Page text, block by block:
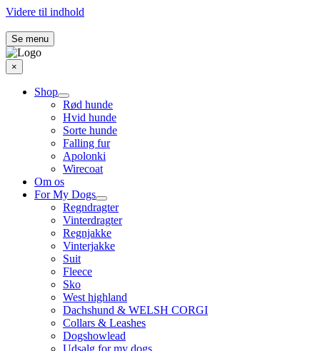
Videre til indhold
Se menu
×
Shop
Rød hunde
Hvid hunde
Sorte hunde
Falling fur
Apolonki
Wirecoat
Om os
For My Dogs
Regndragter
Vinterdragter
Regnjakke
Vinterjakke
Suit
Fleece
Sko
West highland
Dachshund & WELSH CORGI
Collars & Leashes
Dogshowlead
Udsalg for my dogs